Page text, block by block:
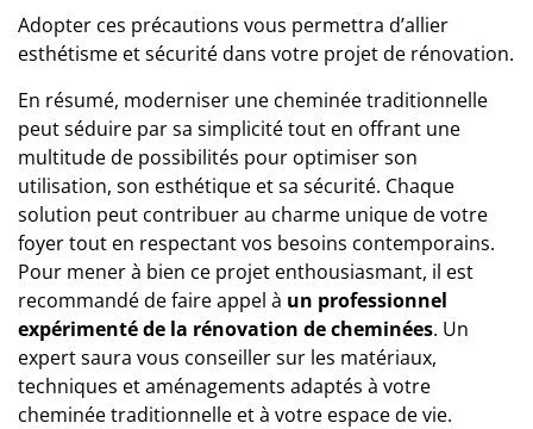
Adopter ces précautions vous permettra d’allier
esthétisme et sécurité dans votre projet de rénovation.
En résumé, moderniser une cheminée traditionnelle
peut séduire par sa simplicité tout en offrant une
multitude de possibilités pour optimiser son
utilisation, son esthétique et sa sécurité. Chaque
solution peut contribuer au charme unique de votre
foyer tout en respectant vos besoins contemporains.
Pour mener à bien ce projet enthousiasmant, il est
recommandé de faire appel à un professionnel
expérimenté de la rénovation de cheminées. Un
expert saura vous conseiller sur les matériaux,
techniques et aménagements adaptés à votre
cheminée traditionnelle et à votre espace de vie.